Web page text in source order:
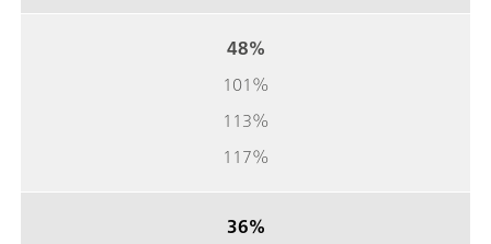
48%
101%
113%
117%
36%